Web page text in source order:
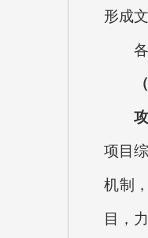
形成
项目
机制
目，